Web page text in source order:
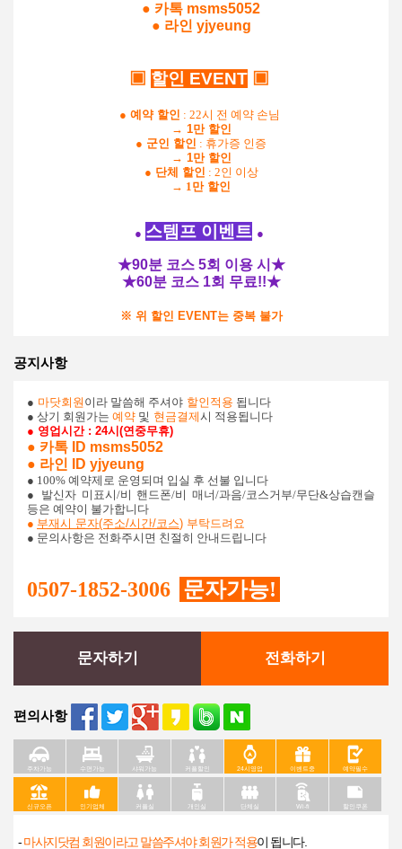
● 카톡 msms5052
● 라인 yjyeung
▣ 할인 EVENT ▣
● 예약 할인 : 22시 전 예약 손님
→ 1만 할인
● 군인 할인 : 휴가증 인증
→ 1만 할인
● 단체 할인 : 2인 이상
→ 1만 할인
● 스템프 이벤트 ●
★90분 코스 5회 이용 시 ★
★60분 코스 1회 무료!!★
※ 위 할인 EVENT는 중복 불가
공지사항
● 마닷회원 이라 말씀해 주셔야 할인적용 됩니다
● 상기 회원가는 예약 및 현금결제시 적용됩니다
● 영업시간 : 24시(연중무휴)
● 카톡 ID msms5052
● 라인 ID yjyeung
● 100% 예약제로 운영되며 입실 후 선불 입니다
● 발신자 미표시/비 핸드폰/비 매너/과음/코스거부/무단&상습캔슬
등은 예약이 불가합니다
● 부재시 문자(주소/시간/코스) 부탁드려요
● 문의사항은 전화주시면 친절히 안내드립니다
0507-1852-3006 문자가능!
문자하기 전화하기
편의사항
주차가능 수면가능 샤워가능 커플할인 24시영업 이벤트중 예약필수
신규오픈 인기업체 커플실 개인실 단체실 Wi-fi 할인쿠폰
-마사지닷컴 회원이라고 말씀주셔야 회원가 적용이 됩니다.